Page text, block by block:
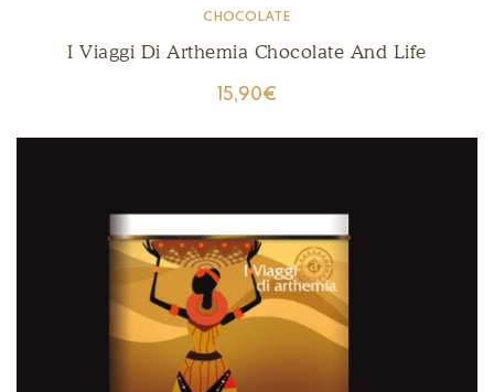
CHOCOLATE
I Viaggi Di Arthemia Chocolate And Life
15,90€